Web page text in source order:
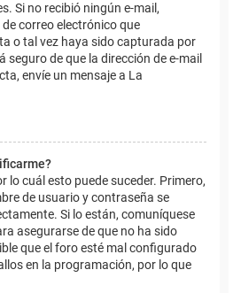
Si no recibió ningún e-mail,
correo electrónico que
o tal vez haya sido capturada por
seguro de que la dirección de e-mail
envíe un mensaje a La
lo cuál esto puede suceder. Primero,
de usuario y contraseña se
Si lo están, comuníquese
asegurarse de que no ha sido
que el foro esté mal configurado
en la programación, por lo que